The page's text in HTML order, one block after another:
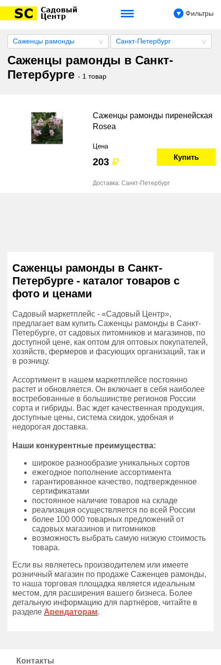
Фильтры
Саженцы рамонды Санкт-Петербург
Саженцы рамонды в Санкт-
Петербурге - 1 товар
Саженцы рамонды пиренейская
Rosea
Цена
203 Купить
Доставка: Санкт-Петербург
Саженцы рамонды в Санкт-
Петербурге - каталог товаров с
фото и ценами
Садовый маркетплейс - «Садовый Центр»,
предлагает вам купить Саженцы рамонды в Санкт-
Петербурге, от садовых питомников и магазинов, по
доступной цене, как оптом для оптовых покупателей,
хозяйств, фермеров и фасующих организаций, так и
в розницу.
Ассортимент в нашем маркетплейсе постоянно
растет и обновляется. Он включает в себя наиболее
востребованные в большинстве регионов России
сорта и гибриды. Вас ждет качественная продукция,
доступные цены, система скидок, удобная и
недорогая доставка.
Наши конкурентные преимущества:
широкое разнообразие уникальных сортов
ежегодное пополнение ассортимента
гарантированное качество, подтвержденное
сертификатами
постоянное наличие товаров на складе
реализация осуществляется по всей России
более 100 000 товарных предложений от
садовых магазинов и питомников
возможность выбрать самую низкую стоимость
товара.
Если вы являетесь производителем или имеете
розничный магазин по продаже Саженцев рамонды,
то наша торговая площадка является идеальным
местом, для расширения вашего бизнеса. Более
детальную информацию для партнёров, читайте в
разделе Арендаторам.
Контакты